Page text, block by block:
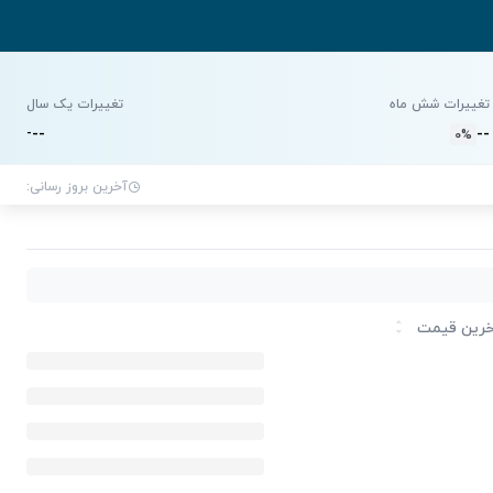
تغییرات شش ماه
-
-
0%
تغییرات یک سال
-
-
-
آخرین بروز رسانی:
قیمت